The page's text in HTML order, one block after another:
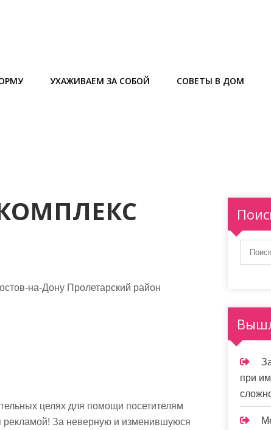
УХАЖИВАЕМ ЗА СОБОЙ СОВЕТЫ В ДОМ
на-Дону Пролетарский район
целях для помощи посетителям
рекламой! За неверную и изменившуюся
при